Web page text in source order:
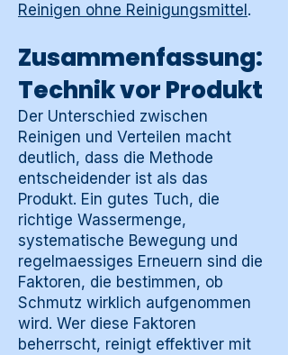
Reinigen ohne Reinigungsmittel .
Zusammenfassung:
Technik vor Produkt
Der Unterschied zwischen
Reinigen und Verteilen macht
deutlich, dass die Methode
entscheidender ist als das
Produkt. Ein gutes Tuch, die
richtige Wassermenge,
systematische Bewegung und
regelmaessiges Erneuern sind die
Faktoren, die bestimmen, ob
Schmutz wirklich aufgenommen
wird. Wer diese Faktoren
beherrscht, reinigt effektiver mit